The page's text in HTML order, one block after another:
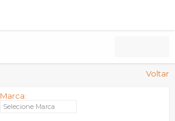
Voltar
Marca:
Selecione Marca